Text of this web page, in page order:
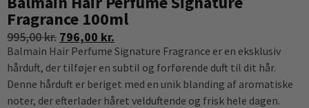
Fragrance 100ml
995,00kr. 796,00 kr.
Balmain Hair Perfume Signature Fragrance er en eksklusiv
hårduft, der tilføjer en subtil og forførende duft til dit hår.
Denne hårduft er beriget med en unik blanding af aromatiske
noter, der efterlader håret velduftende og frisk hele dagen.